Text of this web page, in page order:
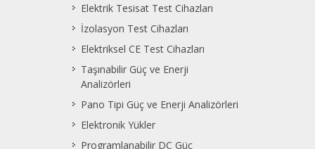
Elektrik Tesisat Test Cihazları
İzolasyon Test Cihazları
Elektriksel CE Test Cihazları
Taşınabilir Güç ve Enerji
Analizörleri
Pano Tipi Güç ve Enerji Analizörleri
Elektronik Yükler
Programlanabilir DC Güç